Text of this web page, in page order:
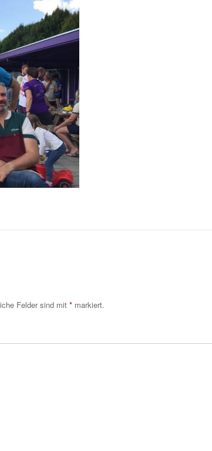
Felder sind mit *markiert.